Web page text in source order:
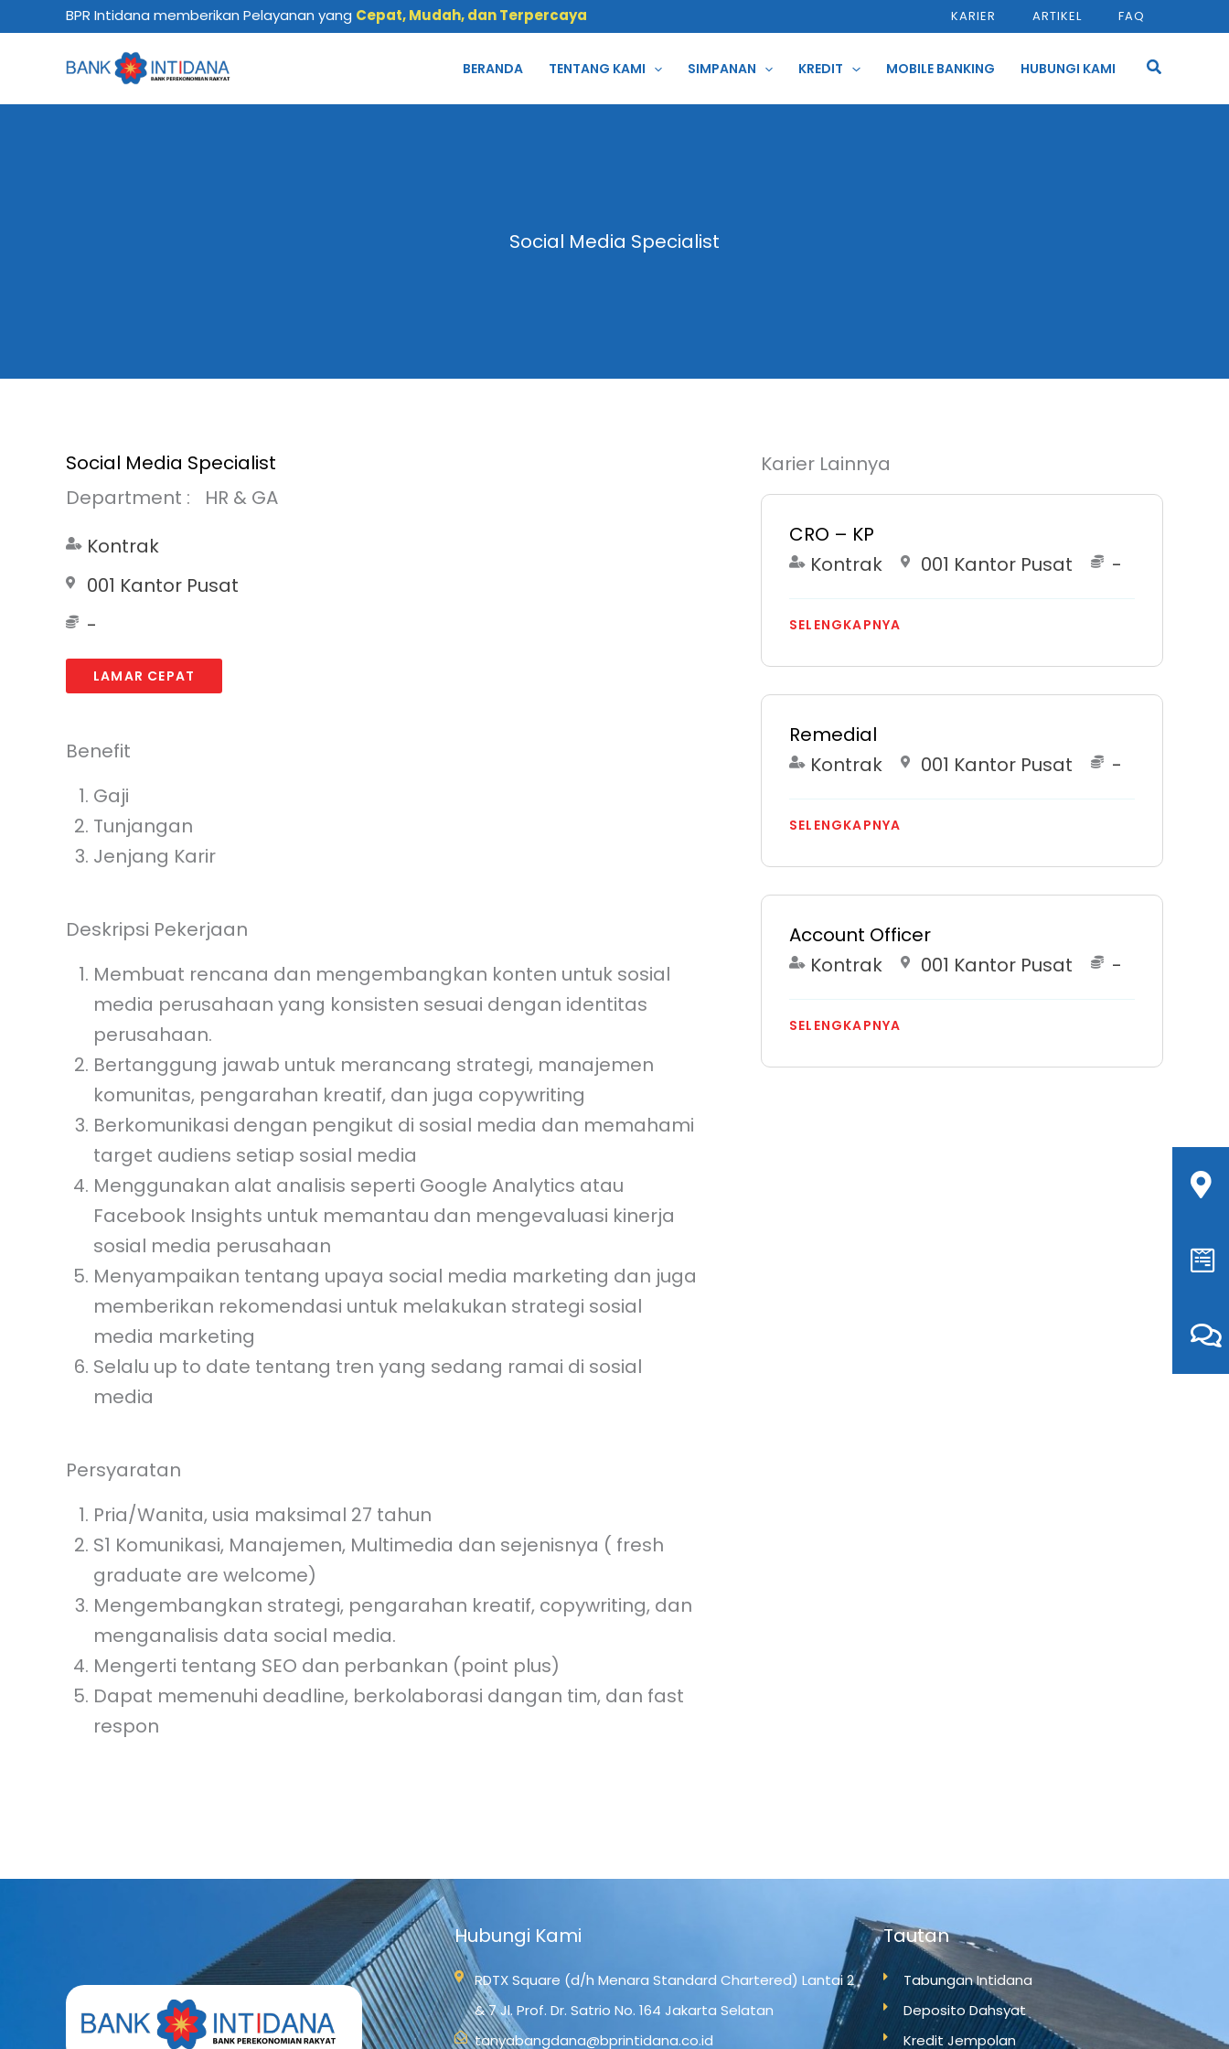
BPR Intidana memberikan Pelayanan yang Cepat, Mudah, dan Terpercaya KARIER ARTIKEL FAQ
BERANDA TENTANG KAMI SIMPANAN KREDIT MOBILE BANKING HUBUNGI KAMI Cari
Social Media Specialist
Social Media Specialist
Department :
HR & GA
Kontrak
001 Kantor Pusat
-
LAMAR CEPAT
Benefit
Gaji
Tunjangan
Jenjang Karir
Deskripsi Pekerjaan
Membuat rencana dan mengembangkan konten untuk sosial
media perusahaan yang konsisten sesuai dengan identitas
perusahaan.
Bertanggung jawab untuk merancang strategi, manajemen
komunitas, pengarahan kreatif, dan juga copywriting
Berkomunikasi dengan pengikut di sosial media dan memahami
target audiens setiap sosial media
Menggunakan alat analisis seperti Google Analytics atau
Facebook Insights untuk memantau dan mengevaluasi kinerja
sosial media perusahaan
Menyampaikan tentang upaya social media marketing dan juga
memberikan rekomendasi untuk melakukan strategi sosial
media marketing
Selalu up to date tentang tren yang sedang ramai di sosial
media
Persyaratan
Pria/Wanita, usia maksimal 27 tahun
S1 Komunikasi, Manajemen, Multimedia dan sejenisnya ( fresh
graduate are welcome)
Mengembangkan strategi, pengarahan kreatif, copywriting, dan
menganalisis data social media.
Mengerti tentang SEO dan perbankan (point plus)
Dapat memenuhi deadline, berkolaborasi dangan tim, dan fast
respon
Karier Lainnya
CRO – KP
Kontrak
001 Kantor Pusat -
SELENGKAPNYA
Remedial
Kontrak
001 Kantor Pusat -
SELENGKAPNYA
Account Officer
Kontrak
001 Kantor Pusat -
SELENGKAPNYA
Hubungi Kami
RDTX Square (d/h Menara Standard Chartered) Lantai 2
& 7 Jl. Prof. Dr. Satrio No. 164 Jakarta Selatan
tanyabangdana@bprintidana.co.id
Tautan
Tabungan Intidana
Deposito Dahsyat
Kredit Jempolan
KIRIM